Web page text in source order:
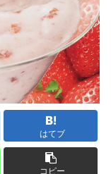
はてブ
コピー